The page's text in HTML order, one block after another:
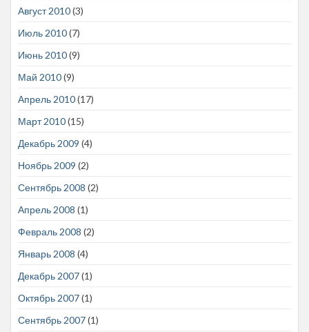
Август 2010(3)
Июль 2010(7)
Июнь 2010(9)
Май 2010(9)
Апрель 2010(17)
Март 2010(15)
Декабрь 2009 (4)
Ноябрь 2009 (2)
Сентябрь 2008 (2)
Апрель 2008 (1)
Февраль 2008 (2)
Январь 2008 (4)
Декабрь 2007(1)
Октябрь 2007(1)
Сентябрь 2007(1)